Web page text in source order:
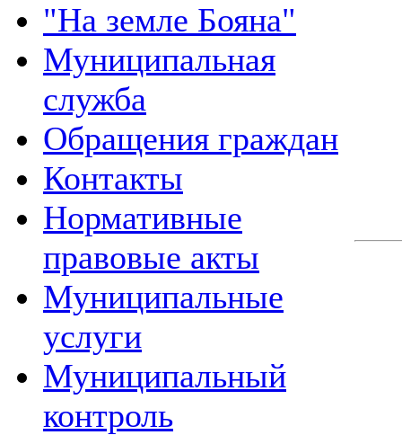
"На земле Бояна"
Муниципальная
служба
Обращения граждан
Контакты
Нормативные
правовые акты
Муниципальные
услуги
Муниципальный
контроль